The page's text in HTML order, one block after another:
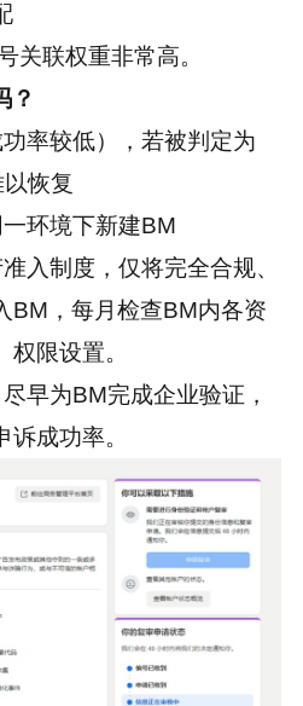
关联权重非常高。
？
功率较低），若被判定为
恢复
一环境下新建BM
入制度，仅将完全合规、
BM，每月检查BM内各资
限设置。
早为BM完成企业验证，
成功率。